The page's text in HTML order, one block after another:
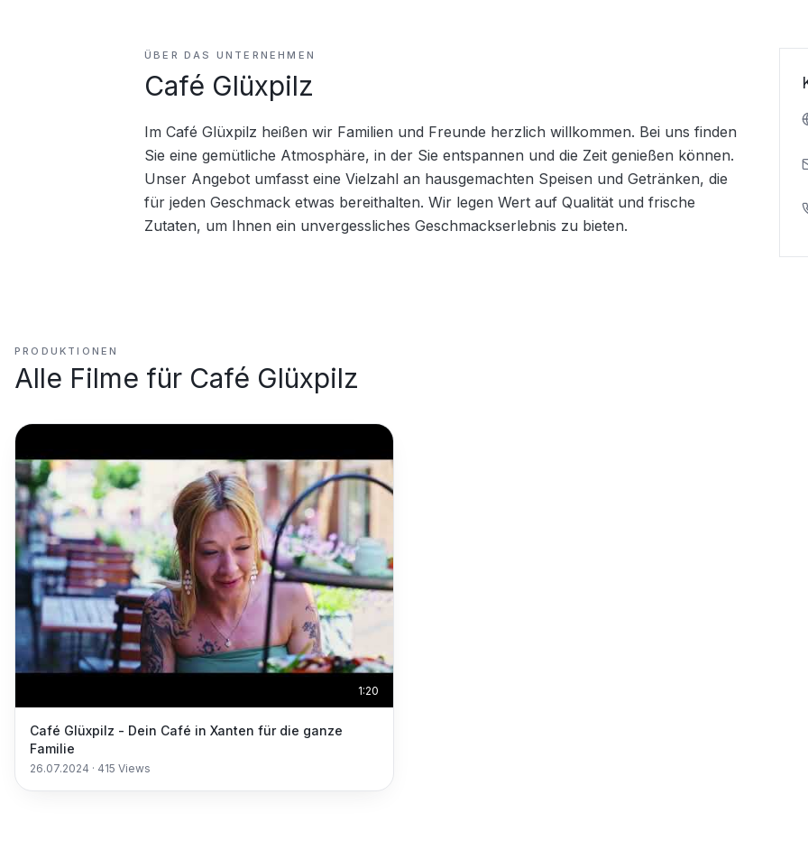
ÜBER DAS UNTERNEHMEN
Café Glüxpilz
Im Café Glüxpilz heißen wir Familien und Freunde herzlich willkommen. Bei uns finden
Sie eine gemütliche Atmosphäre, in der Sie entspannen und die Zeit genießen können.
Unser Angebot umfasst eine Vielzahl an hausgemachten Speisen und Getränken, die
für jeden Geschmack etwas bereithalten. Wir legen Wert auf Qualität und frische
Zutaten, um Ihnen ein unvergessliches Geschmackserlebnis zu bieten.
PRODUKTIONEN
Alle Filme für Café Glüxpilz
1:20
Café Glüxpilz - Dein Café in Xanten für die ganze
Familie
26.07.2024 · 415 Views